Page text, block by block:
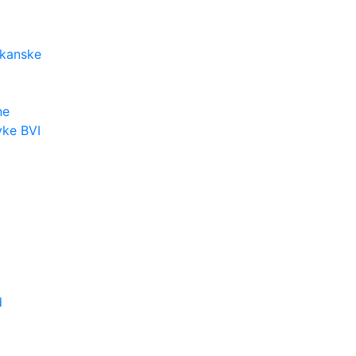
BVI